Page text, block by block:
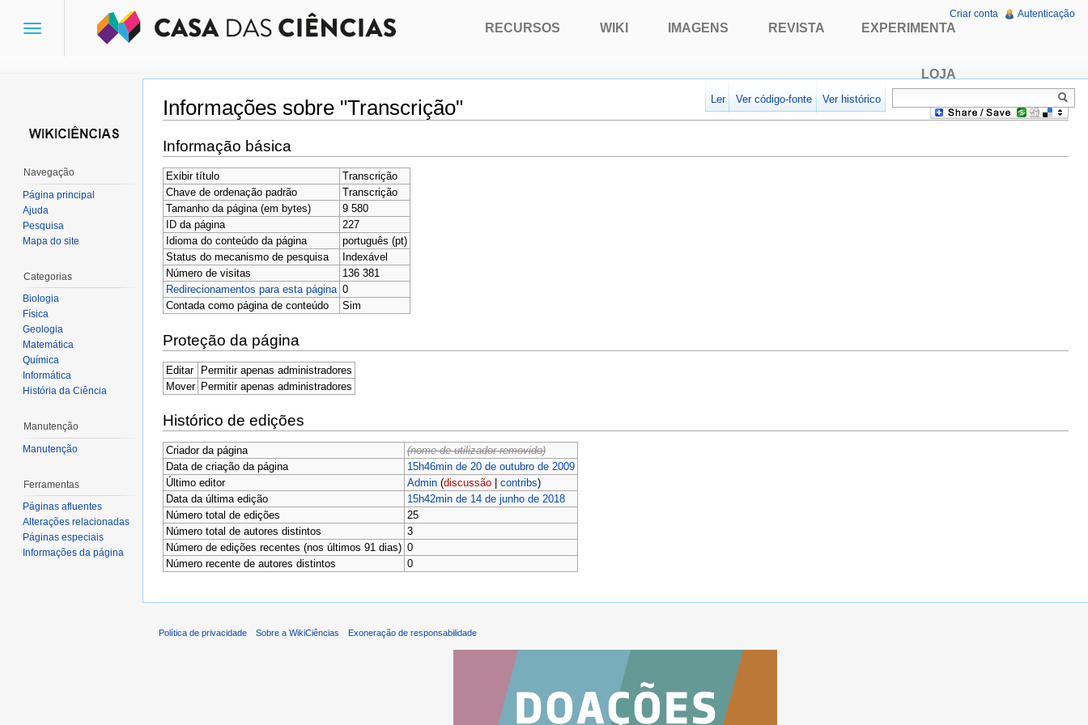
Informações sobre "Transcrição"
Ir para:navegação,pesquisa
Informação básica
Exibir título
Transcrição
Chave de ordenação padrão
Transcrição
Tamanho da página (em bytes)
9 580
ID da página
227
Idioma do conteúdo da página
português (pt)
Status do mecanismo de pesquisa
Indexável
Número de visitas
136 381
Redirecionamentos para esta página 0
Contada como página de conteúdo
Sim
Proteção da página
Editar
Permitir apenas administradores
Mover Permitir apenas administradores
Histórico de edições
Criador da página
(nome de utilizador removido)
Data de criação da página
15h46min de 20 de outubro de 2009
Último editor
Admin (discussão| contribs)
Data da última edição
15h42min de 14 de junho de 2018
Número total de edições
25
Número total de autores distintos
3
Número de edições recentes (nos últimos 91 dias) 0
Número recente de autores distintos
0
Toggle
RECURSOS WIKI IMAGENS REVISTA EXPERIMENTA
LOJA
Criar conta Autenticação
Ler Ver código-fonte Ver histórico
Navegação
Página principal
Ajuda
Pesquisa
Mapa do site
Categorias
Biologia
Física
Geologia
Matemática
Química
Informática
História da Ciência
Manutenção
Manutenção
Ferramentas
Páginas afluentes
Alterações relacionadas
Páginas especiais
Informações da página
Política de privacidade Sobre a WikiCiências Exoneração de responsabilidade